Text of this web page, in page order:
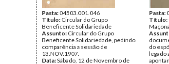
Pasta:04503.001.046
Título: Circular do Grupo
Beneficente Solidariedade
Assunto: Circular do Grupo
Beneficente Solidariedade, pedindo
comparência a sessão de
13.NOV.1907.
Data:Sábado, 12 de Novembro de
Pasta:
Título:
do
legado